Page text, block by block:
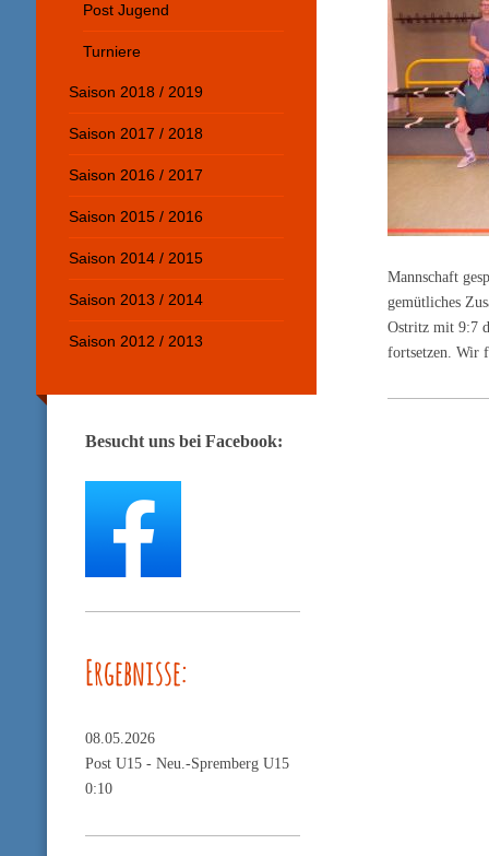
Mannschaft
gemütliches
Ostritz mit 9:7
fortsetzen. Wir
Post Jugend
Turniere
Saison 2018 / 2019
Saison 2017 / 2018
Saison 2016 / 2017
Saison 2015 / 2016
Saison 2014 / 2015
Saison 2013 / 2014
Saison 2012 / 2013
Besucht uns bei Facebook:
Ergebnisse:
08.05.2026
Post U15 - Neu.-Spremberg U15
0:10